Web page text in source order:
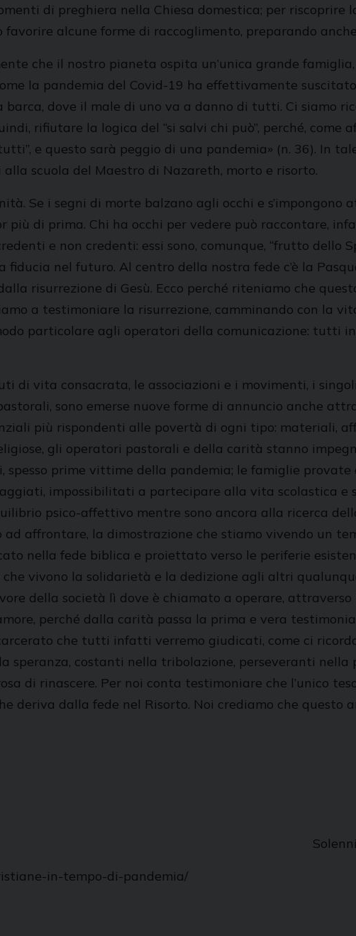
di preghiera nella Chiesa domestica; per
alcune forme di raccoglimento, preparando
che il nostro pianeta ospita un’unica grande
la pandemia del Covid-19 ha effettivamente
dove il male di uno va a danno di tutti. Ci siamo
rifiutare la logica del “si salvi chi può”, perché, come
e questo sarà peggio di una pandemia» (n. 36). In
scuola del Maestro di Nazareth, morto e risorto.
Se i segni di morte balzano agli occhi e s’impongono
più di prima. Chi ha occhi per vedere può raccontare,
e non credenti: essi sono, comunque, “frutto dello
nel futuro. Al centro della nostra fede c’è la
risurrezione di Gesù. Ecco perché riteniamo che
a testimoniare la risurrezione, camminando con la
particolare agli operatori della comunicazione: tutti
di vita consacrata, le associazioni e i movimenti, i
sono emerse nuove forme di annuncio anche
più rispondenti alle povertà di ogni tipo: materiali,
gli operatori pastorali e della carità stanno
prime vittime della pandemia; le famiglie provate
impossibilitati a partecipare alla vita scolastica e
psico-affettivo mentre sono ancora alla ricerca
affrontare, la dimostrazione che stiamo vivendo un
nella fede biblica e proiettato verso le periferie
vivono la solidarietà e la dedizione agli altri
della società lì dove è chiamato a operare,
perché dalla carità passa la prima e vera
che tutti infatti verremo giudicati, come ci
speranza, costanti nella tribolazione, perseveranti
di rinascere. Per noi conta testimoniare che l’unico
deriva dalla fede nel Risorto. Noi crediamo che
in-tempo-di-pandemia/